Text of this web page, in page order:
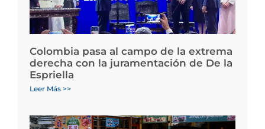
Colombia pasa al campo de la extrema
derecha con la juramentación de De la
Espriella
Leer Más >>